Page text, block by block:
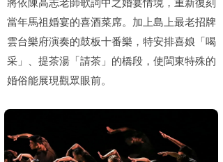
當年馬祖婚宴的喜酒菜席。加上島上最老招牌
雲台樂府演奏的鼓板十番樂，特安排喜娘「喝
采」、提茶湯「請茶」的橋段，使閩東特殊的
婚俗能展現觀眾眼前。